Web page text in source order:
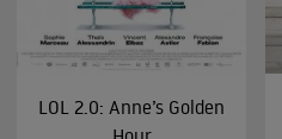
LOL 2.0: Anne’s Golden